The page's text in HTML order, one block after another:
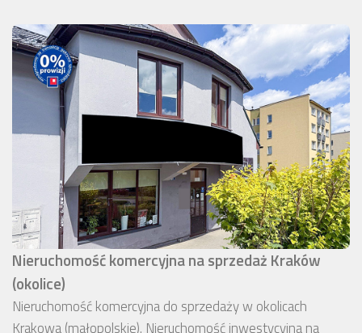
Nieruchomość komercyjna na sprzedaż Kraków
(okolice)
Nieruchomość komercyjna do sprzedaży w okolicach
Krakowa (małopolskie). Nieruchomość inwestycyjna na